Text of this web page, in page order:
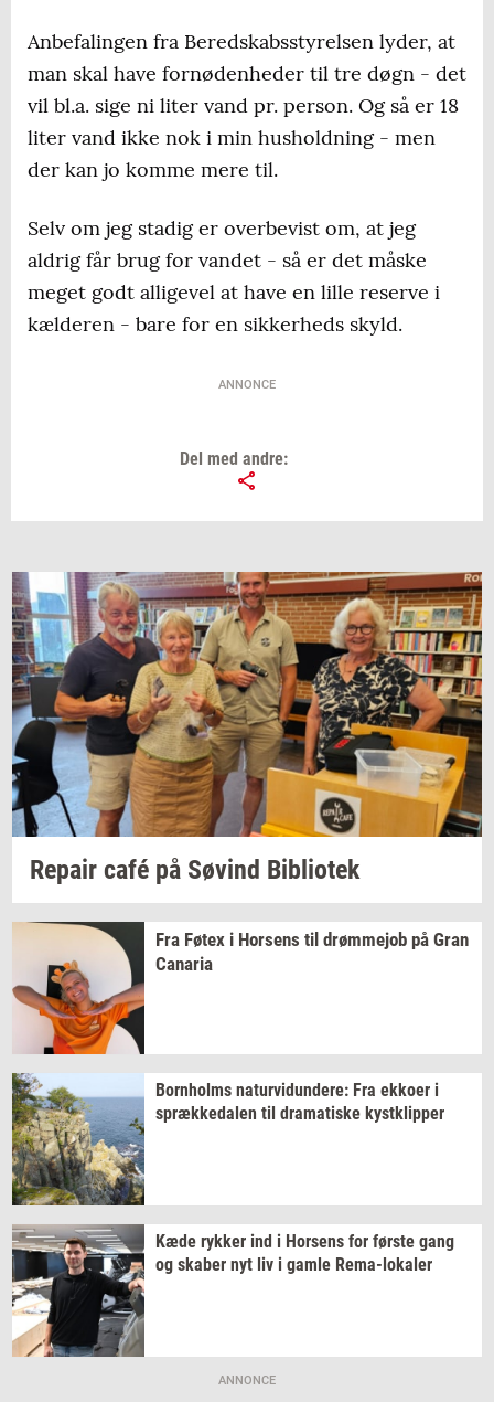
Anbefalingen fra Beredskabsstyrelsen lyder, at
man skal have fornødenheder til tre døgn - det
vil bl.a. sige ni liter vand pr. person. Og så er 18
liter vand ikke nok i min husholdning - men
der kan jo komme mere til.
Selv om jeg stadig er overbevist om, at jeg
aldrig får brug for vandet - så er det måske
meget godt alligevel at have en lille reserve i
kælderen - bare for en sikkerheds skyld.
ANNONCE
Del med andre:
Re­pair café på Søvind Bi­bli­o­tek
Fra Føtex i Hor­sens til drømm­ejob på Gran
Ca­na­ria
Born­holms na­tur­vi­dun­de­re: Fra ek­ko­er i
spræk­ke­da­len til dra­ma­ti­ske kyst­klip­per
Kæde ryk­ker ind i Hor­sens for før­ste gang
og ska­ber nyt liv i gamle Rema-​lokaler
ANNONCE